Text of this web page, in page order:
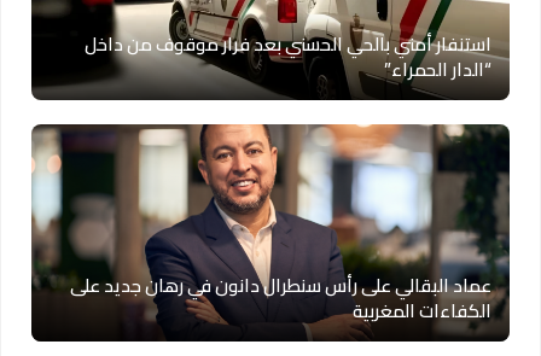
استنفار أمني بالحي الحسني بعد فرار موقوف من داخل
“الدار الحمراء”
عماد البقالي على رأس سنطرال دانون في رهان جديد على
الكفاءات المغربية